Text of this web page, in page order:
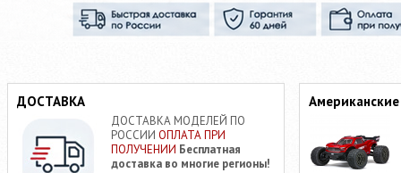
ДОСТАВКА
ДОСТАВКА МОДЕЛЕЙ ПО
РОССИИ ОПЛАТА ПРИ
ПОЛУЧЕНИИ Бесплатная
доставка во многие регионы!